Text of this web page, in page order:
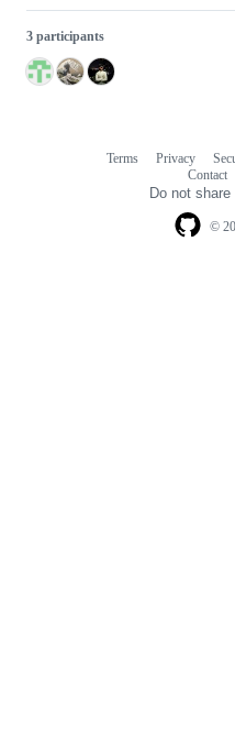
3 participants
©
Terms Privacy
Contact
Do not